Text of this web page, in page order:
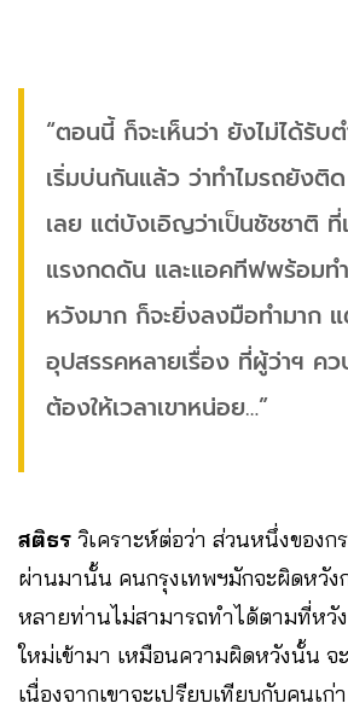
“ตอนนี้ ก็จะเห็นว่า ยังไม่ได้รับ
เริ่มบ่นกันแล้ว ว่าทำไมรถยังติ
เลย แต่บังเอิญว่าเป็นชัชชาติ
แรงกดดัน และแอคทีฟพร้อมท
หวังมาก ก็จะยิ่งลงมือทำมาก
อุปสรรคหลายเรื่อง ที่ผู้ว่าฯ ค
ต้องให้เวลาเขาหน่อย…”
สติธร วิเคราะห์ต่อว่า ส่วนหนึ่งของก
ผ่านมานั้น คนกรุงเทพฯมักจะผิดหวัง
หลายท่านไม่สามารถทำได้ตามที่หวั
ใหม่เข้ามา เหมือนความผิดหวังนั้น จ
เนื่องจากเขาจะเปรียบเทียบกับคนเ